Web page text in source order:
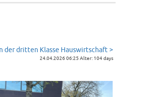
der dritten Klasse Hauswirtschaft >
24.04.2026 06:25 Alter: 104 days